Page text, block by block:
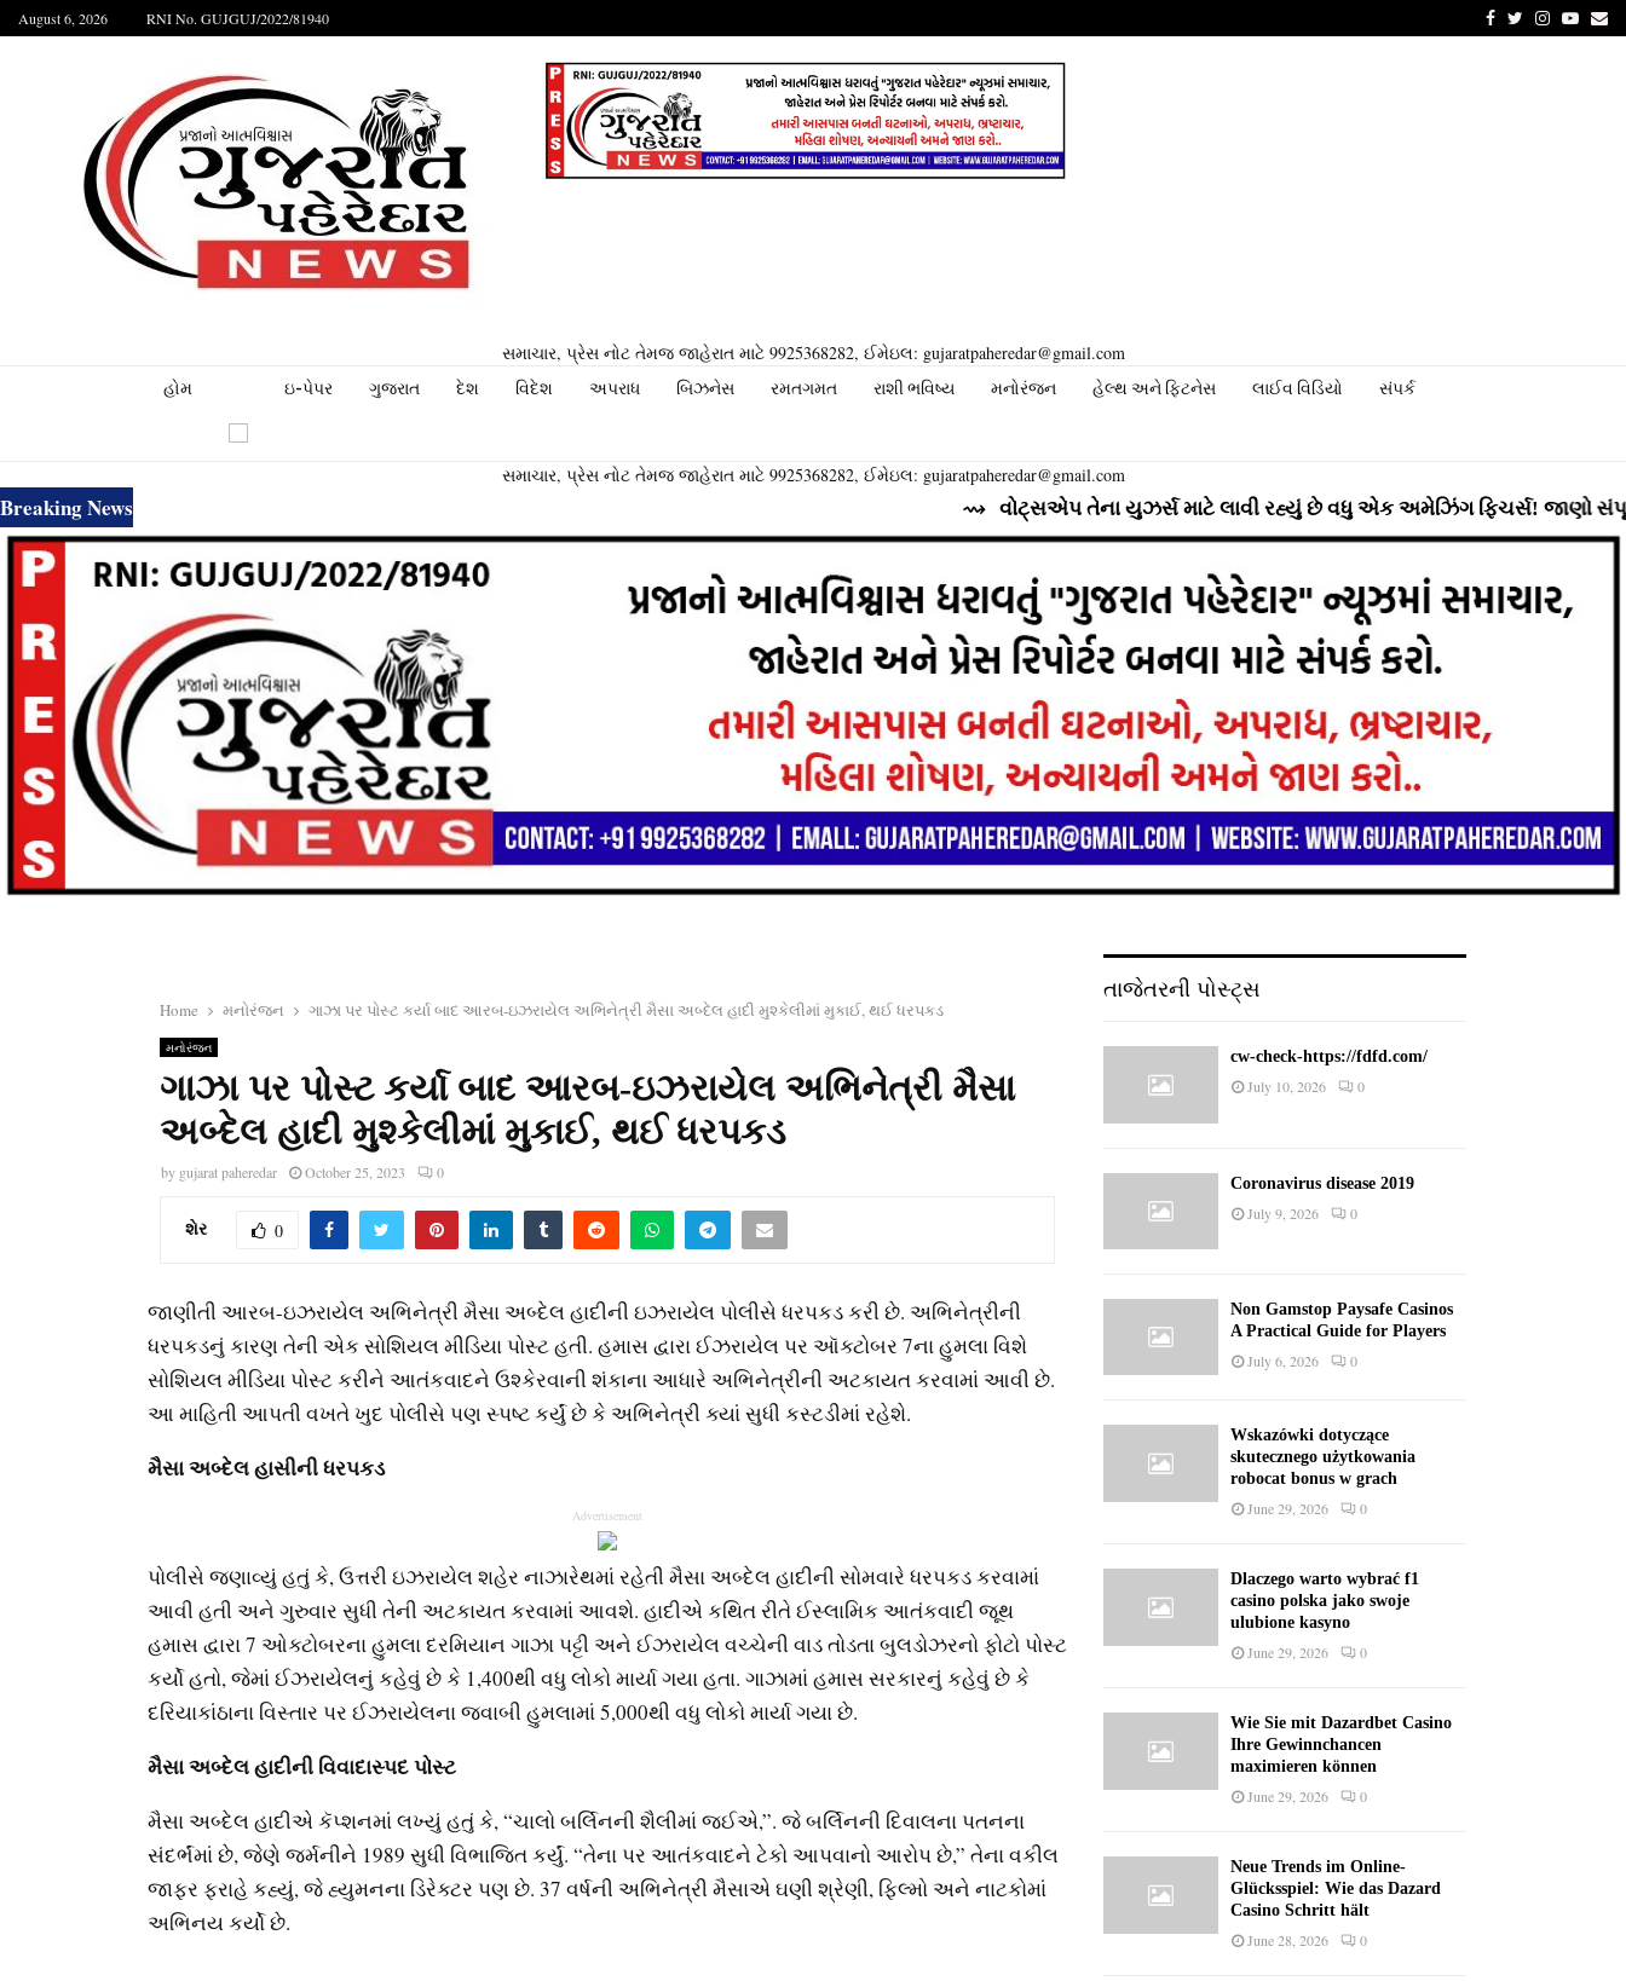
August 6, 2026 RNI No. GUJGUJ/2022/81940 FacebookTwitter
Instagram
સમાચાર, પ્રેસ નોટ તેમજ જાહેરાત માટે 9925368282, ઈમેઇલ: gujaratpaheredar@gmail.com
હોમ ઇ-પેપર ગુજરાત દેશ વિદેશ અપરાધ બિઝનેસ રમતગમત રાશી ભવિષ્ય મનોરંજન હેલ્થ અને ફિટનેસ લાઈવ વિડિયો સંપર્ક
સમાચાર, પ્રેસ નોટ તેમજ જાહેરાત માટે 9925368282, ઈમેઇલ: gujaratpaheredar@gmail.com
Breaking News ⇝ વોટ્સએપ તેના યુઝર્સ માટે લાવી રહ્યું છે વધુ એક અમેઝિંગ ફિચર્સ! જાણો સંપૂર્ણ માહિતી
Home મનોરંજન ગાઝા પર પોસ્ટ કર્યા બાદ આરબ-ઇઝરાયેલ અભિનેત્રી મૈસા અબ્દેલ હાદી મુશ્કેલીમાં મુકાઈ, થઈ ધરપકડ
મનોરંજન
ગાઝા પર પોસ્ટ કર્યા બાદ આરબ-ઇઝરાયેલ અભિનેત્રી મૈસા
અબ્દેલ હાદી મુશ્કેલીમાં મુકાઈ, થઈ ધરપકડ
by gujarat paheredar October 25, 2023 0
શેર 0
જાણીતી આરબ-ઇઝરાયેલ અભિનેત્રી મૈસા અબ્દેલ હાદીની ઇઝરાયેલ પોલીસે ધરપકડ કરી છે. અભિનેત્રીની
ધરપકડનું કારણ તેની એક સોશિયલ મીડિયા પોસ્ટ હતી. હમાસ દ્વારા ઈઝરાયેલ પર ઑક્ટોબર 7ના હુમલા વિશે
સોશિયલ મીડિયા પોસ્ટ કરીને આતંકવાદને ઉશ્કેરવાની શંકાના આધારે અભિનેત્રીની અટકાયત કરવામાં આવી છે.
આ માહિતી આપતી વખતે ખુદ પોલીસે પણ સ્પષ્ટ કર્યું છે કે અભિનેત્રી ક્યાં સુધી કસ્ટડીમાં રહેશે.
મૈસા અબ્દેલ હાસીની ધરપકડ
Advertisement
પોલીસે જણાવ્યું હતું કે, ઉત્તરી ઇઝરાયેલ શહેર નાઝારેથમાં રહેતી મૈસા અબ્દેલ હાદીની સોમવારે ધરપકડ કરવામાં
આવી હતી અને ગુરુવાર સુધી તેની અટકાયત કરવામાં આવશે. હાદીએ કથિત રીતે ઈસ્લામિક આતંકવાદી જૂથ
હમાસ દ્વારા 7 ઓક્ટોબરના હુમલા દરમિયાન ગાઝા પટ્ટી અને ઈઝરાયેલ વચ્ચેની વાડ તોડતા બુલડોઝરનો ફોટો પોસ્ટ
કર્યો હતો, જેમાં ઈઝરાયેલનું કહેવું છે કે 1,400થી વધુ લોકો માર્યા ગયા હતા. ગાઝામાં હમાસ સરકારનું કહેવું છે કે
દરિયાકાંઠાના વિસ્તાર પર ઈઝરાયેલના જવાબી હુમલામાં 5,000થી વધુ લોકો માર્યા ગયા છે.
મૈસા અબ્દેલ હાદીની વિવાદાસ્પદ પોસ્ટ
મૈસા અબ્દેલ હાદીએ કૅપ્શનમાં લખ્યું હતું કે, “ચાલો બર્લિનની શૈલીમાં જઈએ,”. જે બર્લિનની દિવાલના પતનના
સંદર્ભંમાં છે, જેણે જર્મનીને 1989 સુધી વિભાજિત કર્યું. “તેના પર આતંકવાદને ટેકો આપવાનો આરોપ છે,” તેના વકીલ
જાફર ફરાહે કહ્યું, જે હ્યુમનના ડિરેક્ટર પણ છે. 37 વર્ષની અભિનેત્રી મૈસાએ ઘણી શ્રેણી, ફિલ્મો અને નાટકોમાં
અભિનય કર્યો છે.
તાજેતરની પોસ્ટ્સ
cw-check-https://fdfd.com/
July 10, 2026 0
Coronavirus disease 2019
July 9, 2026 0
Non Gamstop Paysafe Casinos
A Practical Guide for Players
July 6, 2026 0
Wskazówki dotyczące
skutecznego użytkowania
robocat bonus w grach
June 29, 2026 0
Dlaczego warto wybrać f1
casino polska jako swoje
ulubione kasyno
June 29, 2026 0
Wie Sie mit Dazardbet Casino
Ihre Gewinnchancen
maximieren können
June 29, 2026 0
Neue Trends im Online-
Glücksspiel: Wie das Dazard
Casino Schritt hält
June 28, 2026 0